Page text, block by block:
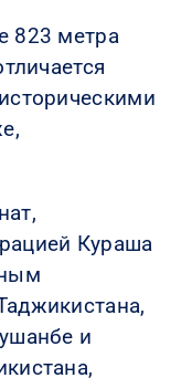
823 метра
Кураша
и